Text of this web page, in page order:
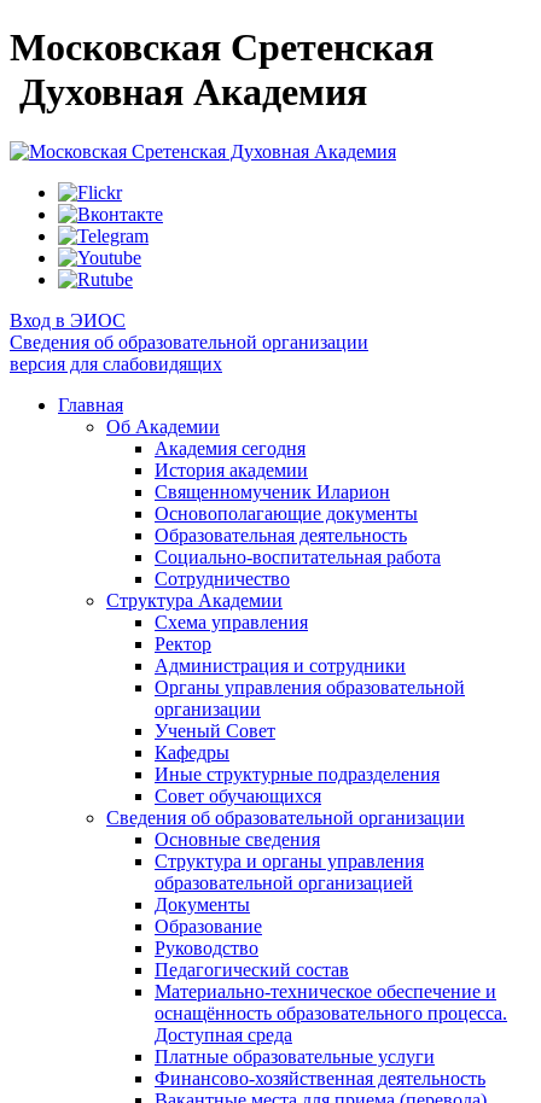
Московская Сретенская
Духовная Академия
Вход в ЭИОС
Сведения об образовательной организации
версия для слабовидящих
Главная
Об Академии
Академия сегодня
История академии
Священномученик Иларион
Основополагающие документы
Образовательная деятельность
Социально-воспитательная работа
Сотрудничество
Структура Академии
Схема управления
Ректор
Администрация и сотрудники
Органы управления образовательной
организации
Ученый Совет
Кафедры
Иные структурные подразделения
Совет обучающихся
Сведения об образовательной организации
Основные сведения
Структура и органы управления
образовательной организацией
Документы
Образование
Руководство
Педагогический состав
Материально-техническое обеспечение и
оснащённость образовательного процесса.
Доступная среда
Платные образовательные услуги
Финансово-хозяйственная деятельность